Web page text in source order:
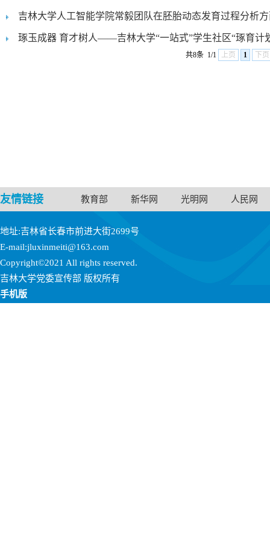
吉林大学人工智能学院常毅团队在胚胎动态发育过程分析
琢玉成器 育才树人——吉林大学“一站式”学生社区“琢育计
共8条 1/1 上页 1 下页
友情链接 教育部 新华网 光明网 人民网
地址:吉林省长春市前进大街2699号
E-mail:jluxinmeiti@163.com
Copyright©2021 All rights reserved.
吉林大学党委宣传部 版权所有
手机版